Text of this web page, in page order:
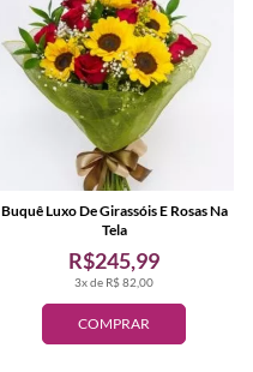
COMPRAR
3x de R$ 82,00
R$245,99
Buquê Luxo De Girassóis E Rosas Na
Tela